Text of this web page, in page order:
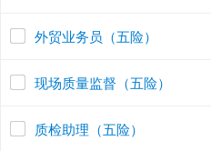
外贸业务员（五险）
现场质量监督（五险）
质检助理（五险）